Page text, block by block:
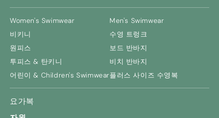
Women's Swimwear
비키니
원피스
투피스 & 탄키니
어린이 & Children's Swimwear
Men's Swimwear
수영 트렁크
보드 반바지
비치 반바지
플러스 사이즈 수영복
요가복